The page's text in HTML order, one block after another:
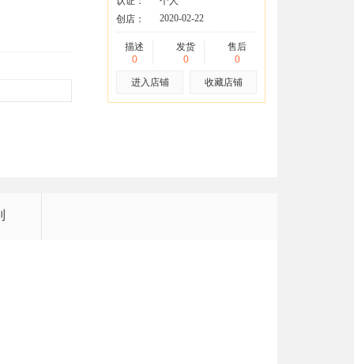
创店：
2020-02-22
描述
0
发货
0
售后
0
进入店铺 收藏店铺